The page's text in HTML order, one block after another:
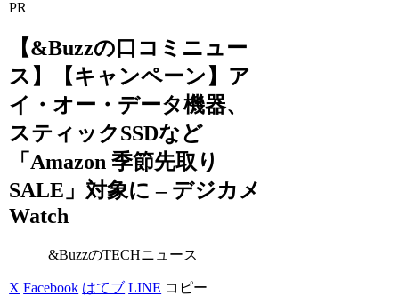
PR
【&Buzzの口コミニュー
ス】【キャンペーン】ア
イ・オー・データ機器、
スティックSSDなど
「Amazon 季節先取り
SALE」対象に – デジカメ
Watch
&BuzzのTECHニュース
X Facebook はてブ LINE コピー